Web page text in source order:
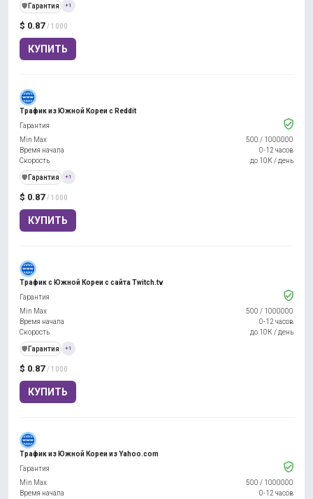
$ 0.87 / 1000
КУПИТЬ
️🛡️ Гарантия +1
Трафик из Южной Кореи с Reddit
$ 0.87 / 1000
КУПИТЬ
Гарантия
Min Max
500 / 1000000
Время начала
0-12 часов
Скорость
до 10К / день
️🛡️ Гарантия +1
Трафик с Южной Кореи с сайта Twitch.tv
$ 0.87 / 1000
КУПИТЬ
Гарантия
Min Max
500 / 1000000
Время начала
0-12 часов
Скорость
до 10К / день
️🛡️ Гарантия +1
Трафик из Южной Кореи из Yahoo.com
Гарантия
Min Max
500 / 1000000
Время начала
0-12 часов